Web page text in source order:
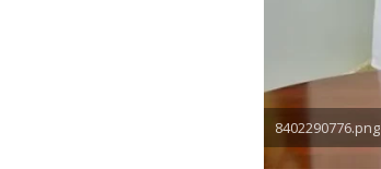
8402290776.png